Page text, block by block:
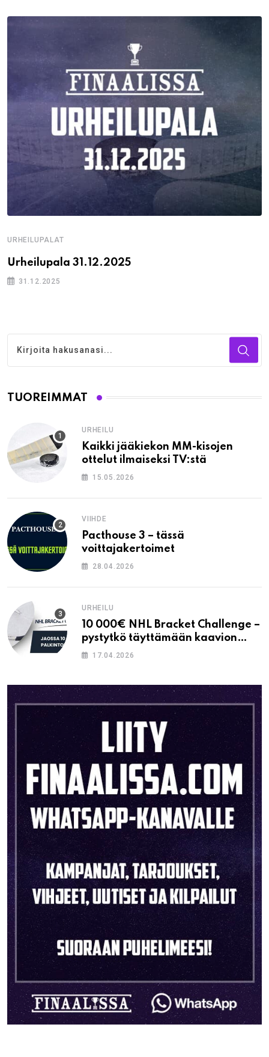
URHEILUPALAT
Urheilupala 31.12.2025
31.12.2025
TUOREIMMAT
URHEILU
Kaikki jääkiekon MM-kisojen
ottelut ilmaiseksi TV:stä
15.05.2026
VIIHDE
Pacthouse 3 – tässä
voittajakertoimet
28.04.2026
URHEILU
10 000€ NHL Bracket Challenge –
pystytkö täyttämään kaavion
oikein?
17.04.2026